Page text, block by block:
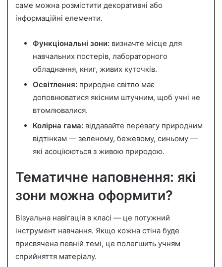
саме можна розмістити декоративні або
інформаційні елементи.
Функціональні зони: визначте місце для
навчальних постерів, лабораторного
обладнання, книг, живих куточків.
Освітлення: природне світло має
доповнюватися якісним штучним, щоб учні не
втомлювалися.
Колірна гама: віддавайте перевагу природним
відтінкам — зеленому, бежевому, синьому —
які асоціюються з живою природою.
Тематичне наповнення: які
зони можна оформити?
Візуальна навігація в класі — це потужний
інструмент навчання. Якщо кожна стіна буде
присвячена певній темі, це полегшить учням
сприйняття матеріалу.